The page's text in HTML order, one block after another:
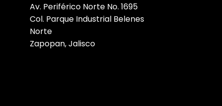
Av. Periférico Norte No. 1695
Col. Parque Industrial Belenes
Norte
Zapopan, Jalisco